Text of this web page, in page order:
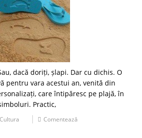
dacă doriți, șlapi. Dar cu dichis. O
pentru vara acestui an, venită din
care întipăresc pe plajă, în
Practic,
Comentează